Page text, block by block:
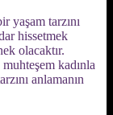
yaşam tarzını
hissetmek
olacaktır.
kadınla
anlamanın